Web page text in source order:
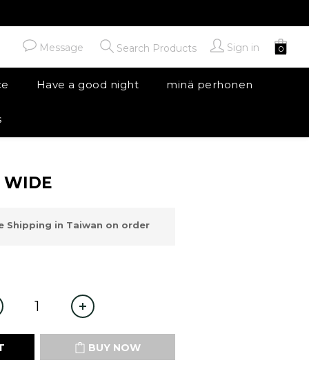
Message Search Products Sign in
Have a good night minä perhonen
WIDE
Shipping in Taiwan on order
BUY NOW